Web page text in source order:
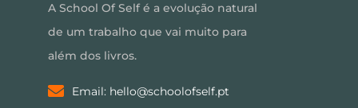
A School Of Self é a evolução natural
de um trabalho que vai muito para
além dos livros.
Email: hello@schoolofself.pt